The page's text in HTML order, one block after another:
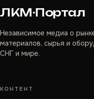
ЛКМ·Портал
Независимое медиа о
материалов, сырья и
СНГ и мире.
КОНТЕНТ